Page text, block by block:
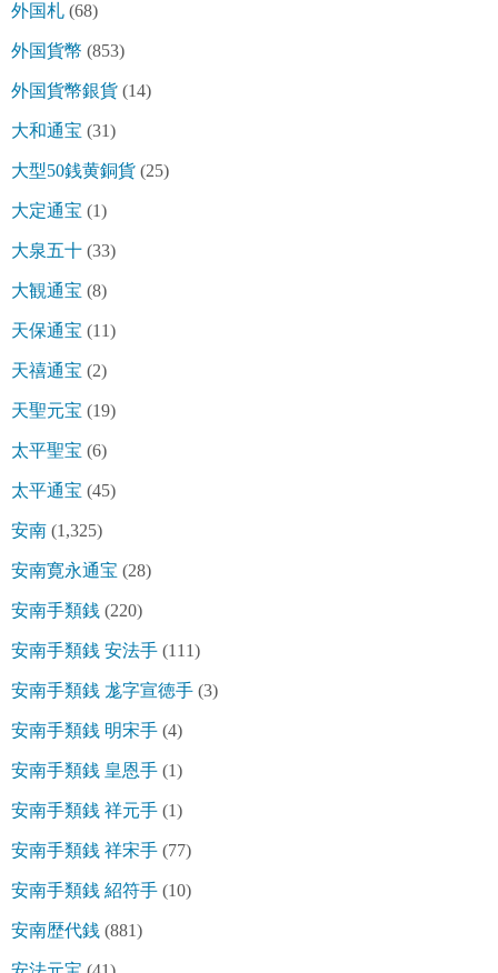
外国札 (68)
外国貨幣 (853)
外国貨幣銀貨 (14)
大和通宝 (31)
大型50銭黄銅貨 (25)
大定通宝 (1)
大泉五十 (33)
大観通宝 (8)
天保通宝 (11)
天禧通宝 (2)
天聖元宝 (19)
太平聖宝 (6)
太平通宝 (45)
安南 (1,325)
安南寛永通宝 (28)
安南手類銭 (220)
安南手類銭 安法手 (111)
安南手類銭 尨字宣徳手 (3)
安南手類銭 明宋手 (4)
安南手類銭 皇恩手 (1)
安南手類銭 祥元手 (1)
安南手類銭 祥宋手 (77)
安南手類銭 紹符手 (10)
安南歴代銭 (881)